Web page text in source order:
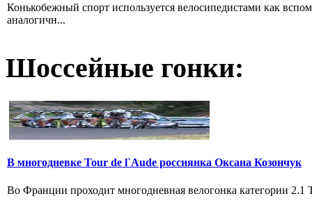
Конькобежный спорт используется велосипедистами как
аналогичн...
Шоссейные гонки:
В многодневке Tour de l`Aude россиянка Оксана Козончук
Во Франции проходит многодневная велогонка категории